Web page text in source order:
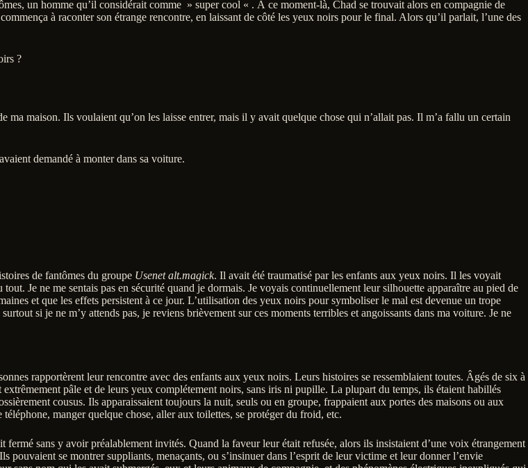
un homme qu’il considérait comme » super cool « . À ce moment-là, Chad se trouvait alors en compagnie de
à raconter son étrange rencontre, en laissant de côté les yeux noirs pour le final. Alors qu’il parlait, l’une des
?
maison. Ils voulaient qu’on les laisse entrer, mais il y avait quelque chose qui n’allait pas. Il m’a fallu un certain
demandé à monter dans sa voiture.
de fantômes du groupe Usenet alt.magick. Il avait été traumatisé par les enfants aux yeux noirs. Il les voyait
Je ne me sentais pas en sécurité quand je dormais. Je voyais continuellement leur silhouette apparaître au pied de
et que les effets persistent à ce jour. L’utilisation des yeux noirs pour symboliser le mal est devenue un trope
si je ne m’y attends pas, je reviens brièvement sur ces moments terribles et angoissants dans ma voiture. Je ne
rapportèrent leur rencontre avec des enfants aux yeux noirs. Leurs histoires se ressemblaient toutes. Âgés de six à
pâle et de leurs yeux complétement noirs, sans iris ni pupille. La plupart du temps, ils étaient habillés
cousus. Ils apparaissaient toujours la nuit, seuls ou en groupe, frappaient aux portes des maisons ou aux
manger quelque chose, aller aux toilettes, se protéger du froid, etc.
sans y avoir préalablement invités. Quand la faveur leur était refusée, alors ils insistaient d’une voix étrangement
se montrer suppliants, menaçants, ou s’insinuer dans l’esprit de leur victime et leur donner l’envie